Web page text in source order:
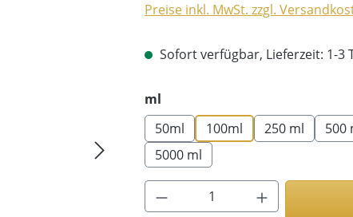
Preise inkl. MwSt. zzgl.
Sofort verfügbar, Lieferzeit: 1-3
ml
50ml
100ml 250 ml 500
5000 ml
Produkt Anzahl: Gib